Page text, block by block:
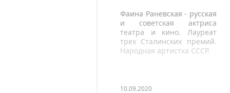
Фаина Раневская - русская
и советская актриса
театра и кино. Лауреат
трех Сталинских премий.
Народная артистка СССР.
10.09.2020